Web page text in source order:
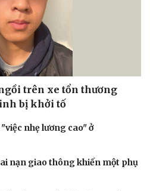
trên xe tổn thương
bị khởi tố
nhẹ lương cao" ở
nạn giao thông khiến một phụ